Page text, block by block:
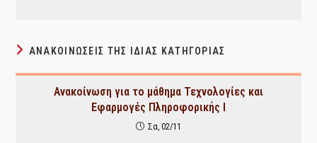
ΑΝΑΚΟΙΝΏΣΕΙΣ ΤΗΣ ΊΔΙΑΣ ΚΑΤΗΓΟΡΊΑΣ
Ανακοίνωση για το μάθημα Τεχνολογίες και
Εφαρμογές Πληροφορικής Ι
Σα, 02/11